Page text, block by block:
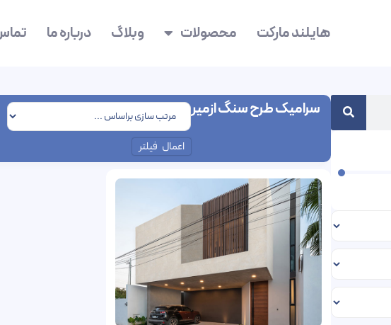
هایلند مارکت محصولات وبلاگ درباره ما
سرامیک طرح سنگ ازمیر
اعمال فیلتر